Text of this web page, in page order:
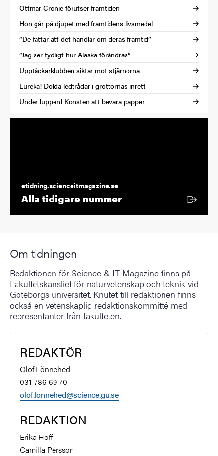
Ottmar Cronie förutser framtiden
Hon går på djupet med framtidens livsmedel
”De fattar att det handlar om deras framtid”
”Jag ser tydligt hur Alaska förändras”
Upptäckarklubben siktar mot stjärnorna
Eureka! Dolda ledtrådar i grottornas inrett
Under luppen! Konsten att bevara papper
etidning.scienceitmagazine.se
Alla tidigare nummerExtern länk
Om tidningen
Redaktionen för Science & IT Magazine finns på
Fakultetskansliet för naturvetenskap och teknik vid
Göteborgs universitet. Knutet till redaktionen finns
också en vetenskaplig redaktionskommitté med
representanter från fakulteten.
REDAKTÖR
Olof Lönnehed
031-786 69 70
olof.lonnehed@science.gu.se
REDAKTION
Erika Hoff
Camilla Persson